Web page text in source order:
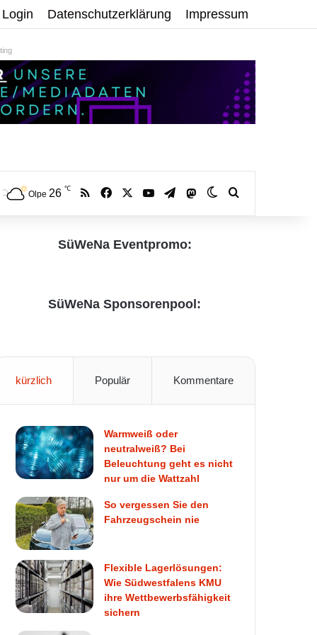
Login Datenschutzerklärung Impressum
Olpe 26 ℃ RSS Facebook YouTubeTelegramMastodonSkin umschalten
SüWeNa Eventpromo:
SüWeNa Sponsorenpool:
kürzlich Populär Kommentare
Warmweiß oder
neutralweiß? Bei
Beleuchtung geht es nicht
nur um die Wattzahl
So vergessen Sie den
Fahrzeugschein nie
Flexible Lagerlösungen:
Wie Südwestfalens KMU
ihre Wettbewerbsfähigkeit
sichern